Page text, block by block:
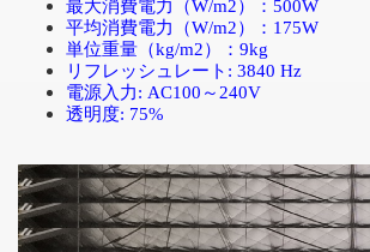
最大消費電力（W/m2）： 500W
平均消費電力（W/m2）： 175W
単位重量（kg/m2）： 9kg
リフレッシュレート : 3840 Hz
電源入力: AC100 ～ 240V
透明度: 75%